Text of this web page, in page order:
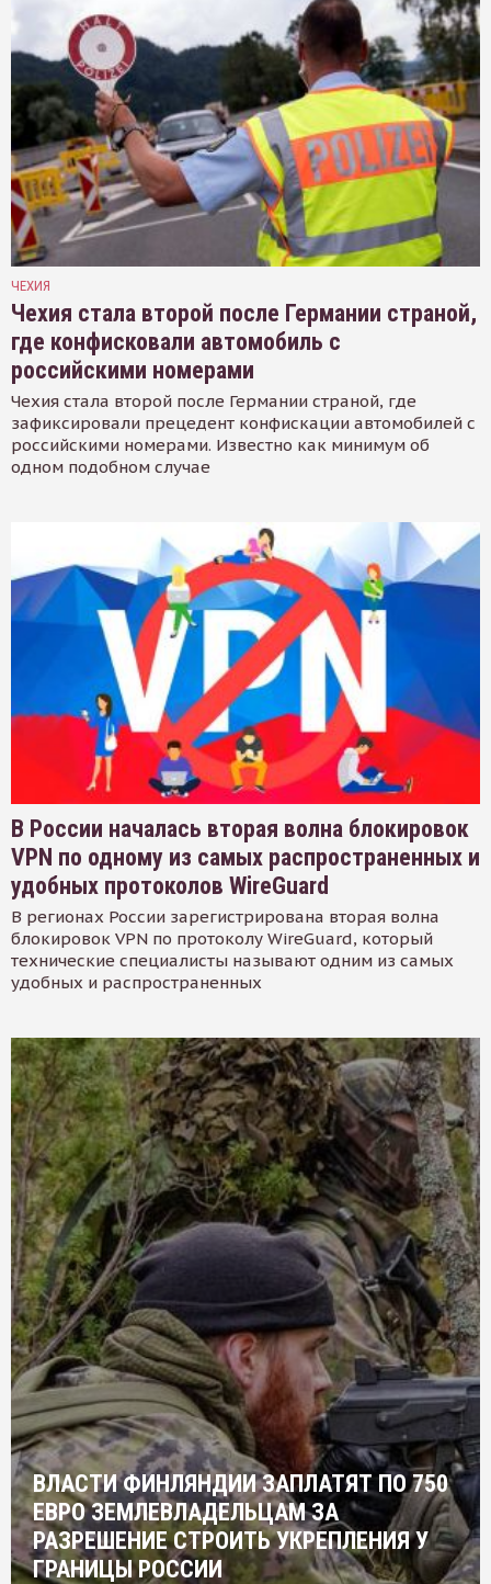
ЧЕХИЯ
Чехия стала второй после Германии страной,
где конфисковали автомобиль с
российскими номерами
Чехия стала второй после Германии страной, где
зафиксировали прецедент конфискации автомобилей с
российскими номерами. Известно как минимум об
одном подобном случае
В России началась вторая волна блокировок
VPN по одному из самых распространенных и
удобных протоколов WireGuard
В регионах России зарегистрирована вторая волна
блокировок VPN по протоколу WireGuard, который
технические специалисты называют одним из самых
удобных и распространенных
ВЛАСТИ ФИНЛЯНДИИ ЗАПЛАТЯТ ПО 750
ЕВРО ЗЕМЛЕВЛАДЕЛЬЦАМ ЗА
РАЗРЕШЕНИЕ СТРОИТЬ УКРЕПЛЕНИЯ У
ГРАНИЦЫ РОССИИ